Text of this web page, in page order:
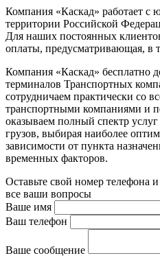
Компания «Каскад» работает с
территории Российской
Для наших постоянных
оплаты, предусматривающая, в
Компания «Каскад» бесплатно
терминалов Транспортных
сотрудничаем практически со
транспортными компаниями и
оказываем полный спектр
грузов, выбирая наиболее
зависимости от пункта
временных факторов.
Оставьте свой номер телефона
все ваши вопросы
Ваше имя
Ваш телефон
Ваше сообщение